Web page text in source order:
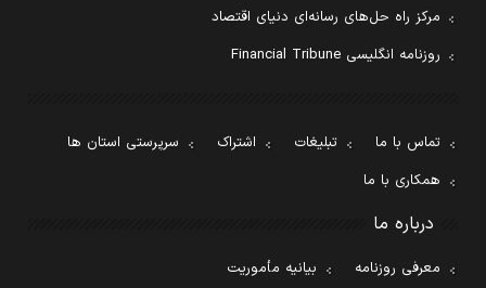
مرکز راه حل‌های رسانه‌ای دنیای اقتصاد
روزنامه انگلیسی Financial Tribune
تماس با ما تبلیغات اشتراک
سرپرستی استان ها
همکاری با ما
درباره ما
معرفی روزنامه بیانیه مأموریت